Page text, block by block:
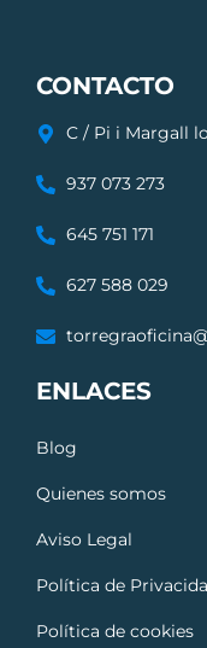
CONTACTO
C / Pi i Margall
937 073 273
645 751 171
627 588 029
ENLACES
Blog
Quienes somos
Aviso Legal
Política de
Política de cookies